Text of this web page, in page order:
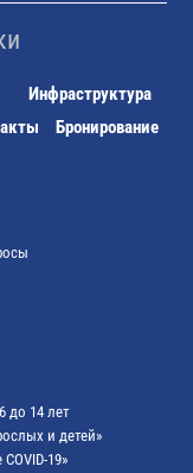
Инфраструктура
Бронирование
до 14 лет
и детей»
19»